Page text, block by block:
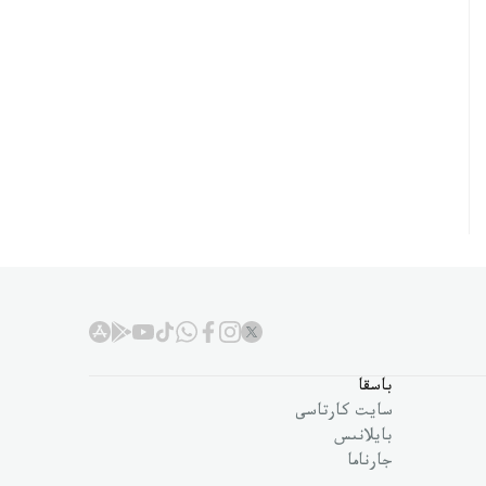
باسقا
سايت كارتاسى
بايلانىس
جارناما